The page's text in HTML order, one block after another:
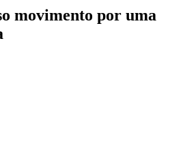
movimento por uma